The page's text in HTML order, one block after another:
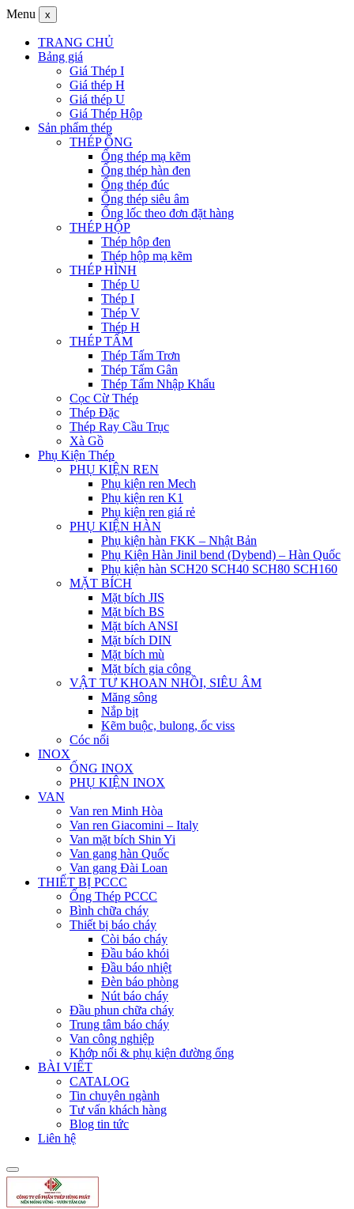
Menu x
TRANG CHỦ
Bảng giá
Giá Thép I
Giá thép H
Giá thép U
Giá Thép Hộp
Sản phẩm thép
THÉP ỐNG
Ống thép mạ kẽm
Ống thép hàn đen
Ống thép đúc
Ống thép siêu âm
Ống lốc theo đơn đặt hàng
THÉP HỘP
Thép hộp đen
Thép hộp mạ kẽm
THÉP HÌNH
Thép U
Thép I
Thép V
Thép H
THÉP TẤM
Thép Tấm Trơn
Thép Tấm Gân
Thép Tấm Nhập Khẩu
Cọc Cừ Thép
Thép Đặc
Thép Ray Cầu Trục
Xà Gồ
Phụ Kiện Thép
PHỤ KIỆN REN
Phụ kiện ren Mech
Phụ kiện ren K1
Phụ kiện ren giá rẻ
PHỤ KIỆN HÀN
Phụ kiện hàn FKK – Nhật Bản
Phụ Kiện Hàn Jinil bend (Dybend) – Hàn Quốc
Phụ kiện hàn SCH20 SCH40 SCH80 SCH160
MẶT BÍCH
Mặt bích JIS
Mặt bích BS
Mặt bích ANSI
Mặt bích DIN
Mặt bích mù
Mặt bích gia công
VẬT TƯ KHOAN NHỒI, SIÊU ÂM
Măng sông
Nắp bịt
Kẽm buộc, bulong, ốc viss
Cóc nối
INOX
ỐNG INOX
PHỤ KIỆN INOX
VAN
Van ren Minh Hòa
Van ren Giacomini – Italy
Van mặt bích Shin Yi
Van gang hàn Quốc
Van gang Đài Loan
THIẾT BỊ PCCC
Ống Thép PCCC
Bình chữa cháy
Thiết bị báo cháy
Còi báo cháy
Đầu báo khói
Đầu báo nhiệt
Đèn báo phòng
Nút báo cháy
Đầu phun chữa cháy
Trung tâm báo cháy
Van công nghiệp
Khớp nối & phụ kiện đường ống
BÀI VIẾT
CATALOG
Tin chuyên ngành
Tư vấn khách hàng
Blog tin tức
Liên hệ